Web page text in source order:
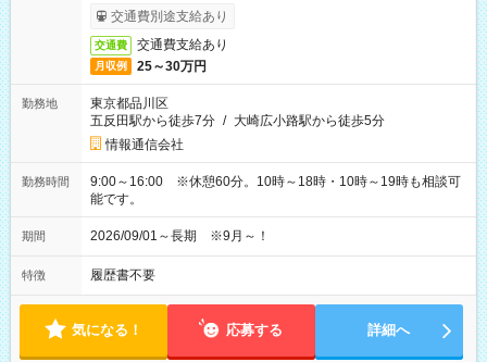
交通費別途支給あり
交通費 交通費支給あり
月収例 25～30万円
勤務地
東京都品川区
五反田駅から徒歩7分 / 大崎広小路駅から徒歩5分
情報通信会社
勤務時間
9:00～16:00 ※休憩60分。10時～18時・10時～19時も相談可
能です。
期間 2026/09/01～長期 ※9月～！
特徴 履歴書不要
気になる！ 応募する 詳細へ